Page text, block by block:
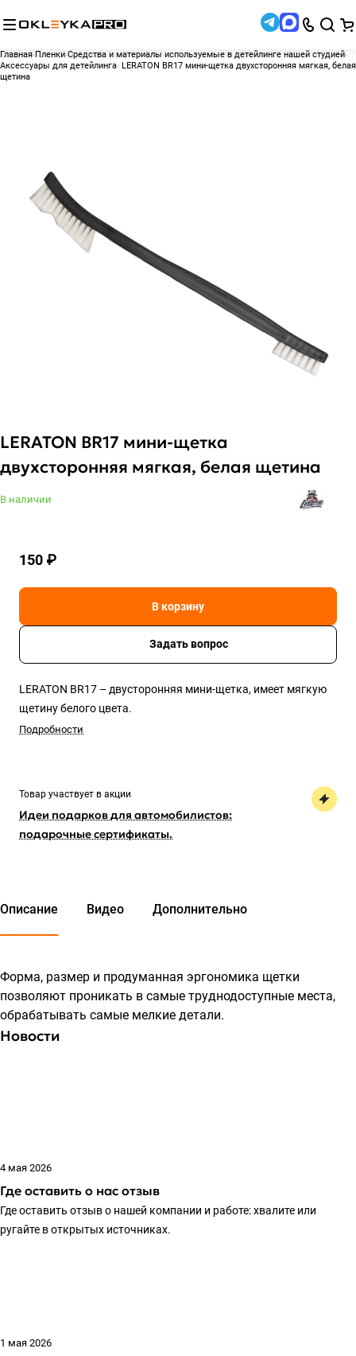
Главная Пленки Средства и материалы используемые в детейлинге нашей студией
Аксессуары для детейлинга
LERATON BR17 мини-щетка двухсторонняя мягкая, белая
щетина
LERATON BR17 мини-щетка
двухсторонняя мягкая, белая щетина
В наличии
150 ₽
В корзину
Задать вопрос
LERATON BR17 – двусторонняя мини-щетка, имеет мягкую
щетину белого цвета.
Подробности
Товар участвует в акции
Идеи подарков для автомобилистов:
подарочные сертификаты.
Описание Видео Дополнительно
Форма, размер и продуманная эргономика щетки
позволяют проникать в самые труднодоступные места,
обрабатывать самые мелкие детали.
Новости
4 мая 2026
Где оставить о нас отзыв
Где оставить отзыв о нашей компании и работе: хвалите или
ругайте в открытых источниках.
1 мая 2026